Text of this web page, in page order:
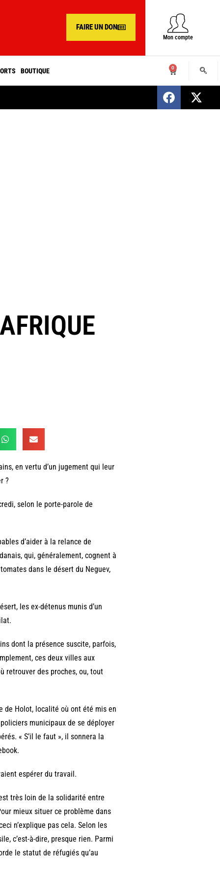
FAIRE UN DON
Mon compte
BOUTIQUE 0
SENEGAL : Nomination d’un nouveau
en vertu d’un jugement qui leur
?
selon le porte-parole de
d’aider à la relance de
qui, généralement, cognent à
dans le désert du Neguev,
les ex-détenus munis d’un
dont la présence suscite, parfois,
ces deux villes aux
retrouver des proches, ou, tout
de Holot, localité où ont été mis en
municipaux de se déployer
« S’il le faut », il sonnera la
espérer du travail.
très loin de la solidarité entre
mieux situer ce problème dans
n’explique pas cela. Selon les
c’est-à-dire, presque rien. Parmi
le statut de réfugiés qu’au